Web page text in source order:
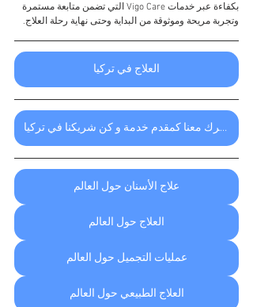
بكفاءة عبر خدمات Vigo Care التي تضمن متابعة مستمرة
وتجربة مريحة وموثوقة من البداية وحتى نهاية رحلة العلاج.
العلاج في تركيا
اشترك معنا كمقدم خدمة و كن شريكنا في تركيا
علاج الأسنان حول العالم
العلاج حول العالم
عمليات التجميل حول العالم
العلاج الطبيعي حول العالم